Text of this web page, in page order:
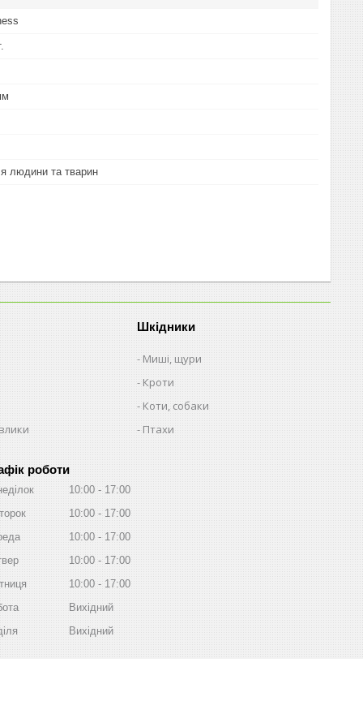
людини та тварин
Шкідники
Миші, щури
Кроти
Коти, собаки
Птахи
роботи
10:00
17:00
10:00
17:00
10:00
17:00
10:00
17:00
10:00
17:00
Вихідний
Вихідний